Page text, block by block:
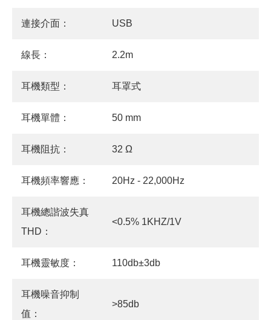
連接介面： USB
線長： 2.2m
耳機類型： 耳罩式
耳機單體： 50 mm
耳機阻抗： 32 Ω
耳機頻率響應： 20Hz - 22,000Hz
耳機總諧波失真
THD：
<0.5% 1KHZ/1V
耳機靈敏度： 110db±3db
耳機噪音抑制
值：
>85db